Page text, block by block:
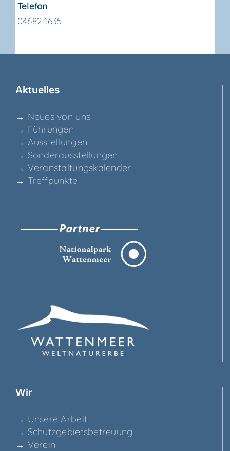
Telefon
04682 1635
Aktu­el­les
→ Neu­es von uns
→ Füh­run­gen
→ Aus­stel­lun­gen
→ Son­der­aus­stel­lun­gen
→ Ver­an­stal­tungs­ka­len­der
→ Treff­punk­te
Wir
→ Unse­re Arbeit
→ Schutz­ge­biets­be­treu­ung
→ Ver­ein